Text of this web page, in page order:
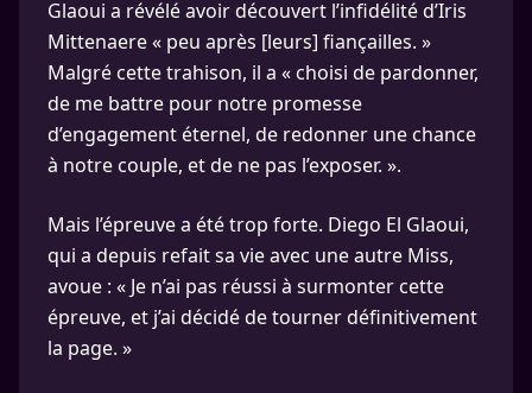
Glaoui a révélé avoir découvert l’infidélité d’Iris
Mittenaere « peu après [leurs] fiançailles. »
Malgré cette trahison, il a « choisi de pardonner,
de me battre pour notre promesse
d’engagement éternel, de redonner une chance
à notre couple, et de ne pas l’exposer. ».
Mais l’épreuve a été trop forte. Diego El Glaoui,
qui a depuis refait sa vie avec une autre Miss,
avoue : « Je n’ai pas réussi à surmonter cette
épreuve, et j’ai décidé de tourner définitivement
la page. »